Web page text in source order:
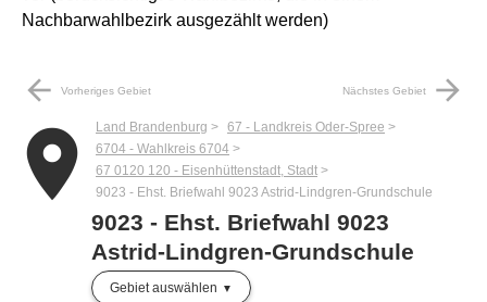
Nachbarwahlbezirk ausgezählt werden)
arrow_back Vorheriges Gebiet Nächstes Gebiet arrow_forward
place Land Brandenburg
67 - Landkreis Oder-Spree
6704 - Wahlkreis 6704
67 0120 120 - Eisenhüttenstadt, Stadt
9023 - Ehst. Briefwahl 9023 Astrid-Lindgren-Grundschule
9023 - Ehst. Briefwahl 9023
Astrid-Lindgren-Grundschule
Gebiet auswählen